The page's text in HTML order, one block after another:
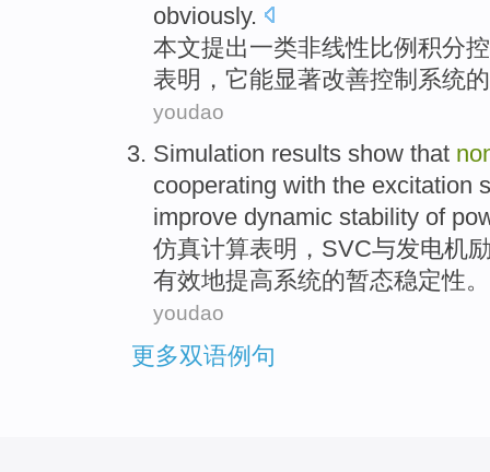
obviously.
本文提出一类非线性比例积分
表明 ，它能显著改善控制 系统的
youdao
Simulation results show that
cooperating with the excitation
improve dynamic stability of
仿真计算表明 ， SVC与发电机
有效地提高系统的暂态稳定性。
youdao
更多双语例句